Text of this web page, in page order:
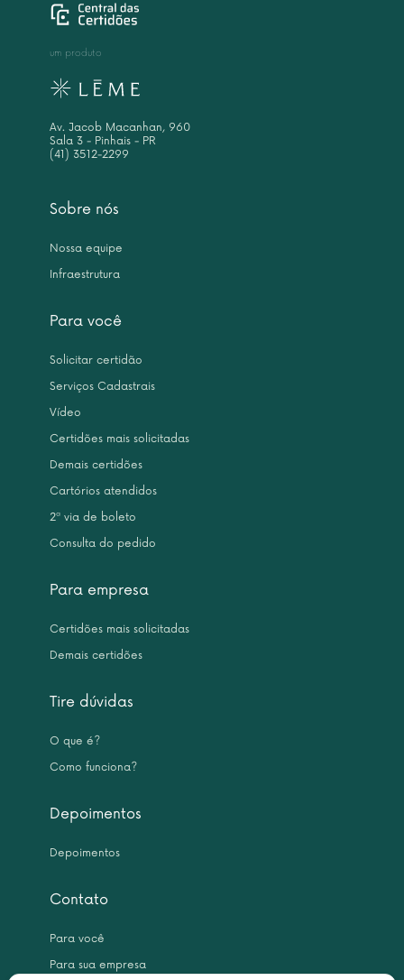
Sobre nós
Nossa equipe
Infraestrutura
Para você
Solicitar certidão
Serviços Cadastrais
Vídeo
Certidões mais solicitadas
Demais certidões
Cartórios atendidos
2ª via de boleto
Consulta do pedido
Para empresa
Certidões mais solicitadas
Demais certidões
Tire dúvidas
O que é?
Como funciona?
Depoimentos
Depoimentos
Contato
Para você
Para sua empresa
um produto
Av. Jacob Macanhan, 960
Sala 3 - Pinhais - PR
(41) 3512-2299